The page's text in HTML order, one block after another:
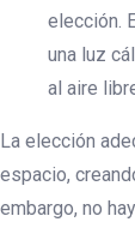
elección.
una luz
al aire
La elección
espacio,
embargo, no